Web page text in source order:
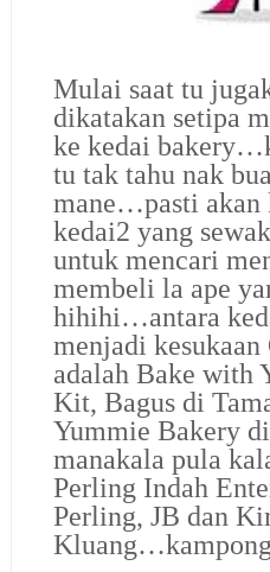
Mulai saat tu
dikatakan setipa
ke kedai
tu tak tahu nak
mane…pasti akan
kedai2 yang
untuk mencari
membeli la ape
hihihi…antara
menjadi
adalah Bake with
Kit, Bagus di
Yummie Bakery
manakala pula
Perling Indah
Perling, JB dan